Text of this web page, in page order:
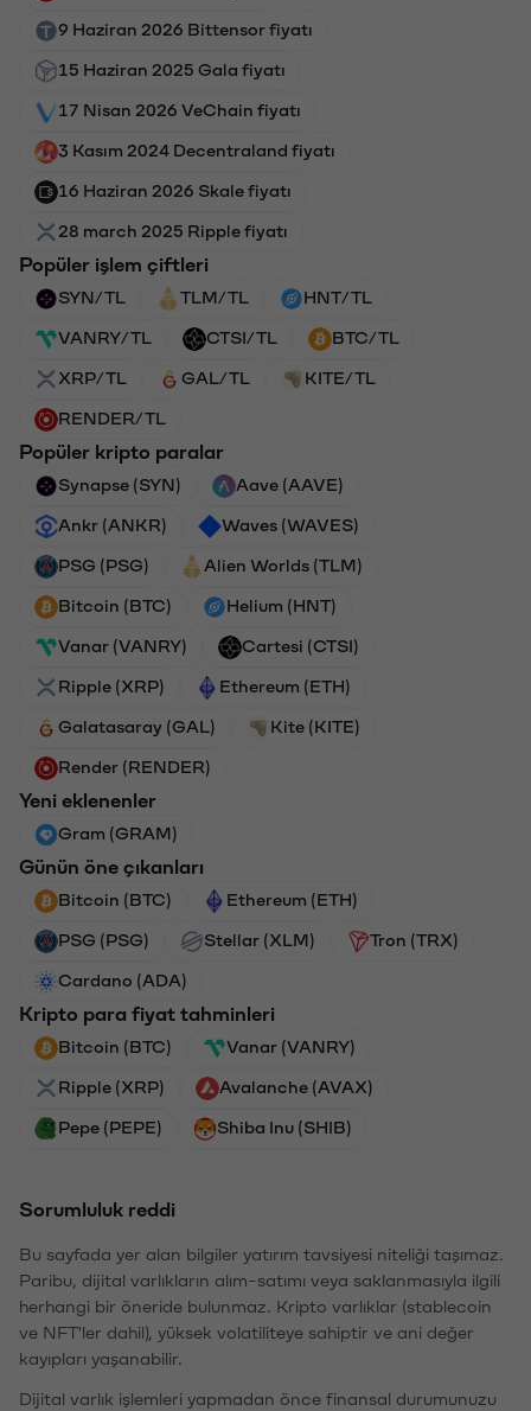
9 Haziran 2026 Bittensor fiyatı
15 Haziran 2025 Gala fiyatı
17 Nisan 2026 VeChain fiyatı
3 Kasım 2024 Decentraland fiyatı
16 Haziran 2026 Skale fiyatı
28 march 2025 Ripple fiyatı
Popüler işlem çiftleri
SYN/TL TLM/TL HNT/TL
VANRY/TL CTSI/TL BTC/TL
XRP/TL GAL/TL KITE/TL
RENDER/TL
Popüler kripto paralar
Synapse (SYN) Aave (AAVE)
Ankr (ANKR) Waves (WAVES)
PSG (PSG) Alien Worlds (TLM)
Bitcoin (BTC) Helium (HNT)
Vanar (VANRY) Cartesi (CTSI)
Ripple (XRP) Ethereum (ETH)
Galatasaray (GAL) Kite (KITE)
Render (RENDER)
Yeni eklenenler
Gram (GRAM)
Günün öne çıkanları
Bitcoin (BTC) Ethereum (ETH)
PSG (PSG) Stellar (XLM) Tron (TRX)
Cardano (ADA)
Kripto para fiyat tahminleri
Bitcoin (BTC) Vanar (VANRY)
Ripple (XRP) Avalanche (AVAX)
Pepe (PEPE) Shiba Inu (SHIB)
Sorumluluk reddi
Bu sayfada yer alan bilgiler yatırım tavsiyesi niteliği taşımaz.
Paribu, dijital varlıkların alım-satımı veya saklanmasıyla ilgili
herhangi bir öneride bulunmaz. Kripto varlıklar (stablecoin
ve NFT'ler dahil), yüksek volatiliteye sahiptir ve ani değer
kayıpları yaşanabilir.
Dijital varlık işlemleri yapmadan önce finansal durumunuzu